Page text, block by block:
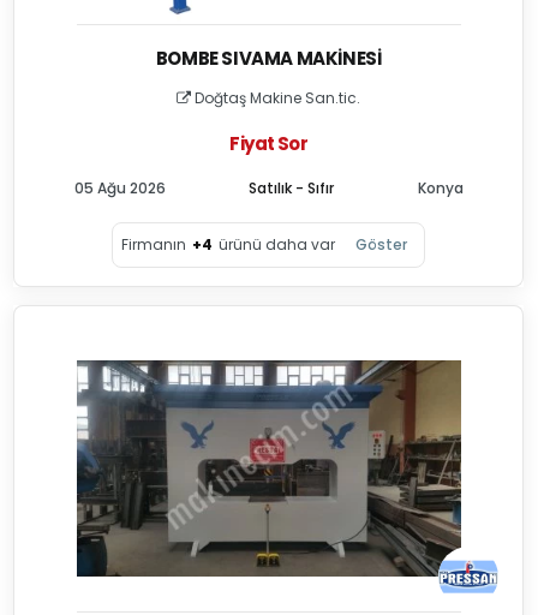
BOMBE SIVAMA MAKINESI
Doğtaş Makine San.tic.
Fiyat Sor
Satılık - Sıfır
05 Ağu 2026 Konya
Firmanın +4 ürünü daha var Göster